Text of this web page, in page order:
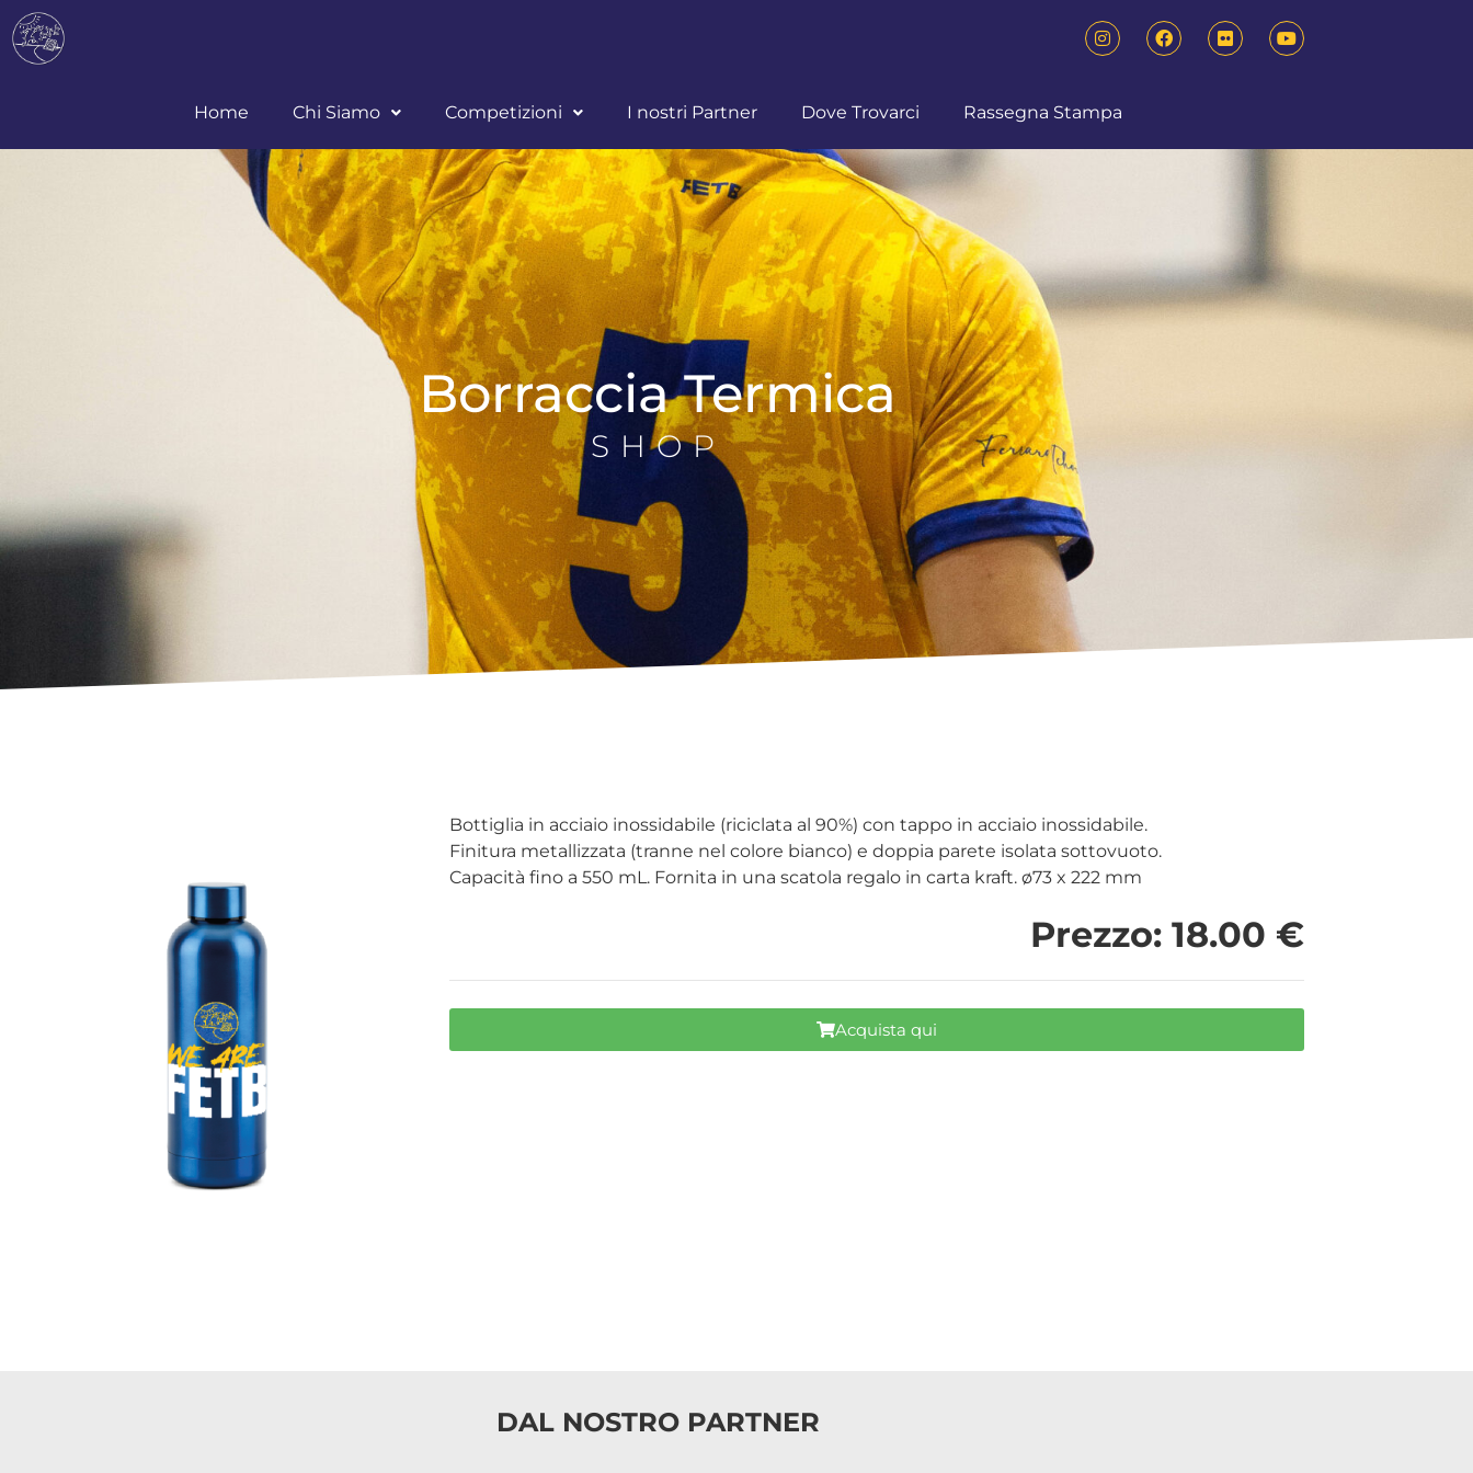
Home Chi Siamo Competizioni I nostri Partner Dove Trovarci Rassegna Stampa
Borraccia Termica
SHOP
Bottiglia in acciaio inossidabile (riciclata al 90%) con tappo in acciaio inossidabile.
Finitura metallizzata (tranne nel colore bianco) e doppia parete isolata sottovuoto.
Capacità fino a 550 mL. Fornita in una scatola regalo in carta kraft. ø73 x 222 mm
Prezzo: 18.00 €
Acquista qui
DAL NOSTRO PARTNER